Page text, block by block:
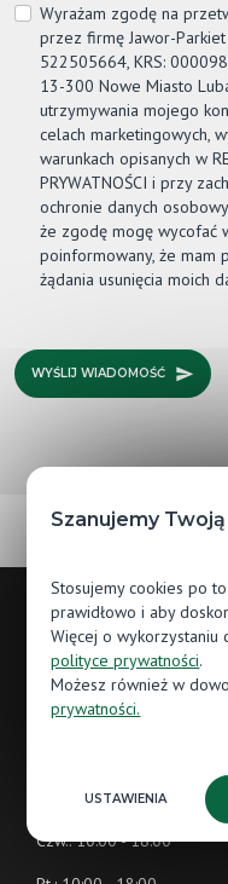
Wyrażam zgodę na
przez firmę Jawor-Parkiet
522505664, KRS:
13-300 Nowe Miasto
utrzymywania mojego
celach marketingowych,
warunkach opisanych w
PRYWATNOŚCI i przy
ochronie danych
że zgodę mogę wycofać
poinformowany, że mam
żądania usunięcia moich
WYŚLIJ WIADOMOŚĆ
Godziny otwarcia
Pn.: 10:00 - 18:00
Śr.: 10:00 - 18:00
Czw.: 10:00 - 18:00
Szanujemy
Stosujemy cookies po
prawidłowo i aby
Więcej o wykorzystaniu
polityce prywatności.
Możesz również w
prywatności.
USTAWIENIA